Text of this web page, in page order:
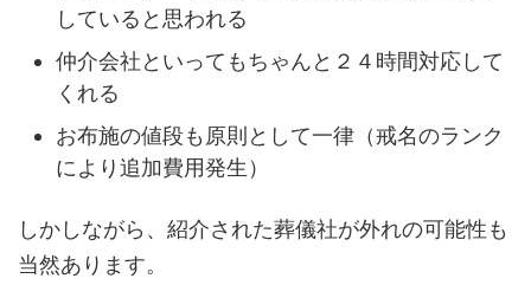
していると思われる
仲介会社といってもちゃんと２４時間対応して
くれる
お布施の値段も原則として一律（戒名のランク
により追加費用発生）
しかしながら、紹介された葬儀社が外れの可能性も
当然あります。